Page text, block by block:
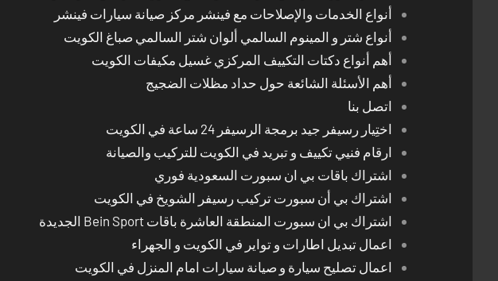
أنواع الخدمات والإصلاحات مع فينشر مركز صيانة سيارات فينشر
أنواع شتر و المينوم السالمي ألوان شتر السالمي صباغ الكويت
أهم أنواع دكتات التكييف المركزي غسيل مكيفات الكويت
أهم الأسئلة الشائعة حول حداد مظلات الضجيج
اتصل بنا
اختِيار رسيفر جيد برمجة الرسيفر 24 ساعة في الكويت
ارقام فنيي تكييف و تبريد في الكويت للتركيب والصيانة
اشتراك باقات بي ان سبورت السعودية فوري
اشتراك بي أن سبورت تركيب رسيفر الشويخ في الكويت
اشتراك بي ان سبورت المنطقة العاشرة باقات Bein Sport الجديدة
اعمال تبديل اطارات و تواير في الكويت و الجهراء
اعمال تصليح سيارة و صيانة سيارات امام المنزل في الكويت